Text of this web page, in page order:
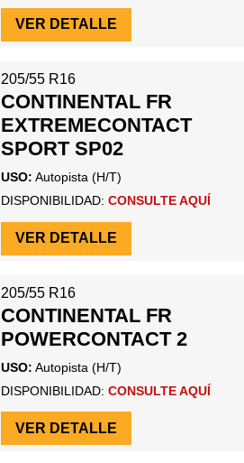
VER DETALLE
205/55 R16
CONTINENTAL FR
EXTREMECONTACT
SPORT SP02
USO: Autopista (H/T)
DISPONIBILIDAD: CONSULTE AQUÍ
VER DETALLE
205/55 R16
CONTINENTAL FR
POWERCONTACT 2
USO: Autopista (H/T)
DISPONIBILIDAD: CONSULTE AQUÍ
VER DETALLE